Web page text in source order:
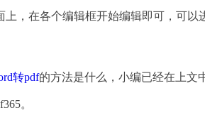
在各个编辑框开始编辑即可，可以
转pdf的方法是什么，小编已经在上文
。